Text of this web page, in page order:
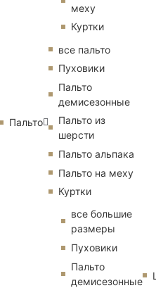
меху
Куртки
Пальто
все пальто
Пуховики
Пальто
демисезонные
Пальто из
шерсти
Пальто альпака
Пальто на меху
Куртки
все большие
размеры
Пуховики
Пальто
демисезонные